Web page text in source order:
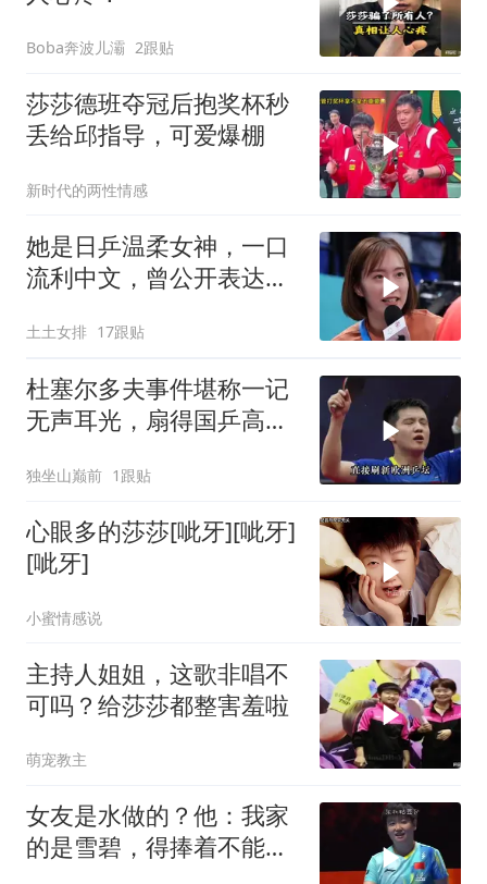
Boba奔波儿灞 2跟贴
莎莎德班夺冠后抱奖杯秒
丢给邱指导，可爱爆棚
新时代的两性情感
她是日乒温柔女神，一口
流利中文，曾公开表达喜
土土女排 17跟贴
杜塞尔多夫事件堪称一记
无声耳光，扇得国乒高层
独坐山巅前 1跟贴
心眼多的莎莎[呲牙][呲牙]
[呲牙]
小蜜情感说
主持人姐姐，这歌非唱不
可吗？给莎莎都整害羞啦
萌宠教主
女友是水做的？他：我家
的是雪碧，得捧着不能